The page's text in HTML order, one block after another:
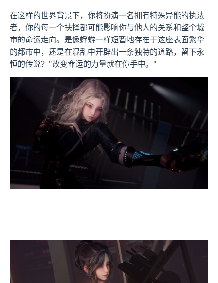
在这样的世界背景下，你将扮演一名拥有特殊异能的执法
者，你的每一个抉择都可能影响你与他人的关系和整个城
市的命运走向。是像蜉蝣一样短暂地存在于这座表面繁华
的都市中，还是在混乱中开辟出一条独特的道路，留下永
恒的传说？"改变命运的力量就在你手中。"